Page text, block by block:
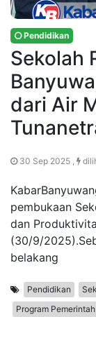
Pendidikan
Sekolah
dari Air
30 Sep 2025 ,
pembukaan
dan
(30/9/
belakang
Pendidikan
Program Pemerintah